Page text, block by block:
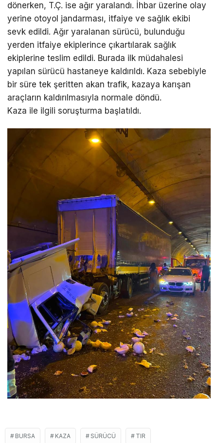
dönerken, T.Ç. ise ağır yaralandı. İhbar üzerine olay
yerine otoyol jandarması, itfaiye ve sağlık ekibi
sevk edildi. Ağır yaralanan sürücü, bulunduğu
yerden itfaiye ekiplerince çıkartılarak sağlık
ekiplerine teslim edildi. Burada ilk müdahalesi
yapılan sürücü hastaneye kaldırıldı. Kaza sebebiyle
bir süre tek şeritten akan trafik, kazaya karışan
araçların kaldırılmasıyla normale döndü.
Kaza ile ilgili soruşturma başlatıldı.
BURSA KAZA SÜRÜCÜ TIR